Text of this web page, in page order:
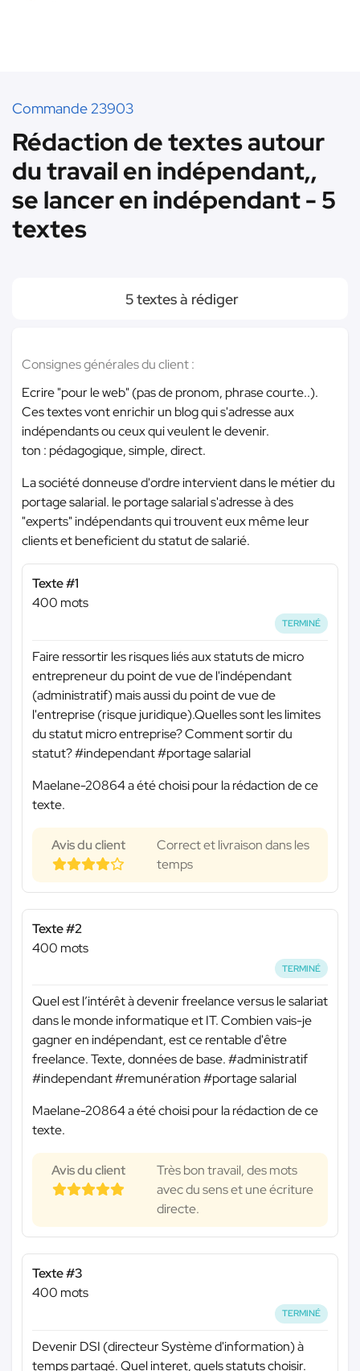
Commande 23903
Rédaction de textes autour
du travail en indépendant,,
se lancer en indépendant - 5
textes
5 textes à rédiger
Consignes générales du client :
Ecrire "pour le web" (pas de pronom, phrase courte..).
Ces textes vont enrichir un blog qui s'adresse aux
indépendants ou ceux qui veulent le devenir.
ton : pédagogique, simple, direct.
La société donneuse d'ordre intervient dans le métier du
portage salarial. le portage salarial s'adresse à des
"experts" indépendants qui trouvent eux même leur
clients et beneficient du statut de salarié.
Texte #1
400 mots
TERMINÉ
Faire ressortir les risques liés aux statuts de micro
entrepreneur du point de vue de l'indépendant
(administratif) mais aussi du point de vue de
l'entreprise (risque juridique).Quelles sont les limites
du statut micro entreprise? Comment sortir du
statut? #independant #portage salarial
Maelane-20864 a été choisi pour la rédaction de ce
texte.
Avis du client
Correct et livraison dans les
temps
Texte #2
400 mots
TERMINÉ
Quel est l’intérêt à devenir freelance versus le salariat
dans le monde informatique et IT. Combien vais-je
gagner en indépendant, est ce rentable d'être
freelance. Texte, données de base. #administratif
#independant #remunération #portage salarial
Maelane-20864 a été choisi pour la rédaction de ce
texte.
Avis du client
Très bon travail, des mots
avec du sens et une écriture
directe.
Texte #3
400 mots
TERMINÉ
Devenir DSI (directeur Système d'information) à
temps partagé. Quel interet, quels statuts choisir.